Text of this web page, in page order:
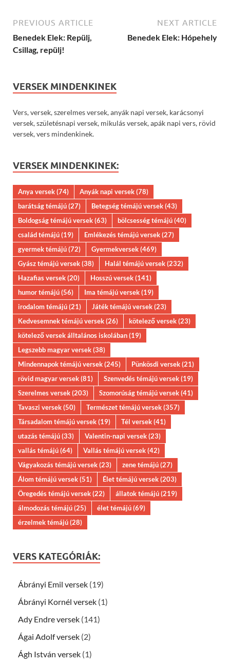
PREVIOUS ARTICLE
Benedek Elek: Repülj,
Csillag, repülj!
NEXT ARTICLE
Benedek Elek: Hópehely
VERSEK MINDENKINEK
Vers, versek, szerelmes versek, anyák napi versek, karácsonyi
versek, születésnapi versek, mikulás versek, apák napi vers, rövid
versek, vers mindenkinek.
VERSEK MINDENKINEK:
Anya versek(74) Anyák napi versek(78)
barátság témájú(27) Betegség témájú versek(43)
Boldogság témájú versek(63) bölcsesség témájú(40)
család témájú(19) Emlékezés témájú versek(27)
gyermek témájú(72) Gyermekversek(469)
Gyász témájú versek(38) Halál témájú versek(232)
Hazafias versek(20) Hosszú versek(141)
humor témájú(56) Ima témájú versek(19)
irodalom témájú(21) Játék témájú versek(23)
Kedvesemnek témájú versek(26) kötelező versek(23)
kötelező versek álltalános iskolában(19)
Legszebb magyar versek(38)
Mindennapok témájú versek(245) Pünkösdi versek(21)
rövid magyar versek(81) Szenvedés témájú versek(19)
Szerelmes versek(203) Szomorúság témájú versek(41)
Tavaszi versek(50) Természet témájú versek(357)
Társadalom témájú versek(19) Tél versek(41)
utazás témájú(33) Valentin-napi versek(23)
vallás témájú(64) Vallás témájú versek(42)
Vágyakozás témájú versek(23) zene témájú(27)
Álom témájú versek(51) Élet témájú versek(203)
Öregedés témájú versek(22) állatok témájú(219)
álmodozás témájú(25) élet témájú(69)
érzelmek témájú(28)
VERS KATEGÓRIÁK:
Ábrányi Emil versek (19)
Ábrányi Kornél versek (1)
Ady Endre versek (141)
Ágai Adolf versek (2)
Ágh István versek (1)